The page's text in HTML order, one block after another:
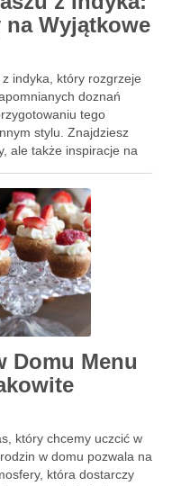
na Wyjątkowe
indyka, który rozgrzeje
doznań
tego
stylu. Znajdziesz
ale także inspiracje na
jak …
Domu Menu
który chcemy uczcić w
w domu pozwala na
która dostarczy